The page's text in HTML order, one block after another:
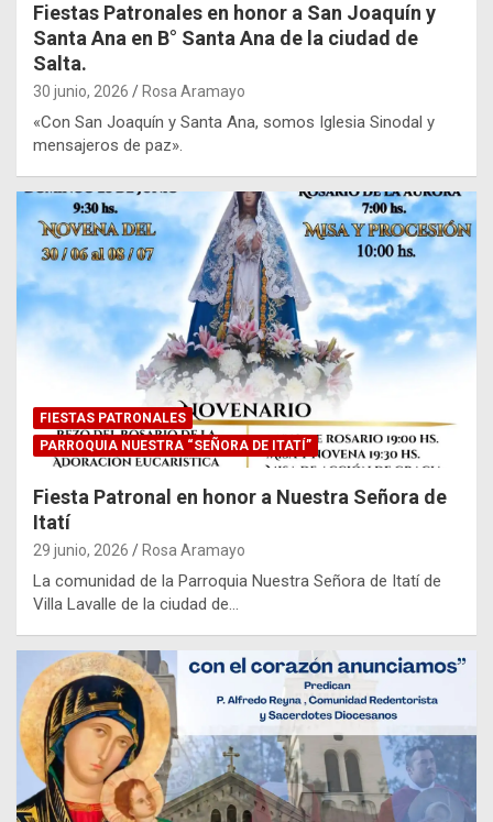
Fiestas Patronales en honor a San Joaquín y
Santa Ana en B° Santa Ana de la ciudad de
Salta.
30 junio, 2026 Rosa Aramayo
«Con San Joaquín y Santa Ana, somos Iglesia Sinodal y
mensajeros de paz».
FIESTAS PATRONALES
PARROQUIA NUESTRA “SEÑORA DE ITATÍ”
Fiesta Patronal en honor a Nuestra Señora de
Itatí
29 junio, 2026 Rosa Aramayo
La comunidad de la Parroquia Nuestra Señora de Itatí de
Villa Lavalle de la ciudad de…